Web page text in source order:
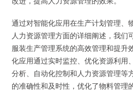
通过对智能化应用在生产计划管理、
人力资源管理方面的详细阐述，我们
服装生产管理系统的高效管理和提升
化应用通过实时监控、优化资源利用
分析、自动化控制和人力资源管理等
的准确性和及时性，优化了物料管理